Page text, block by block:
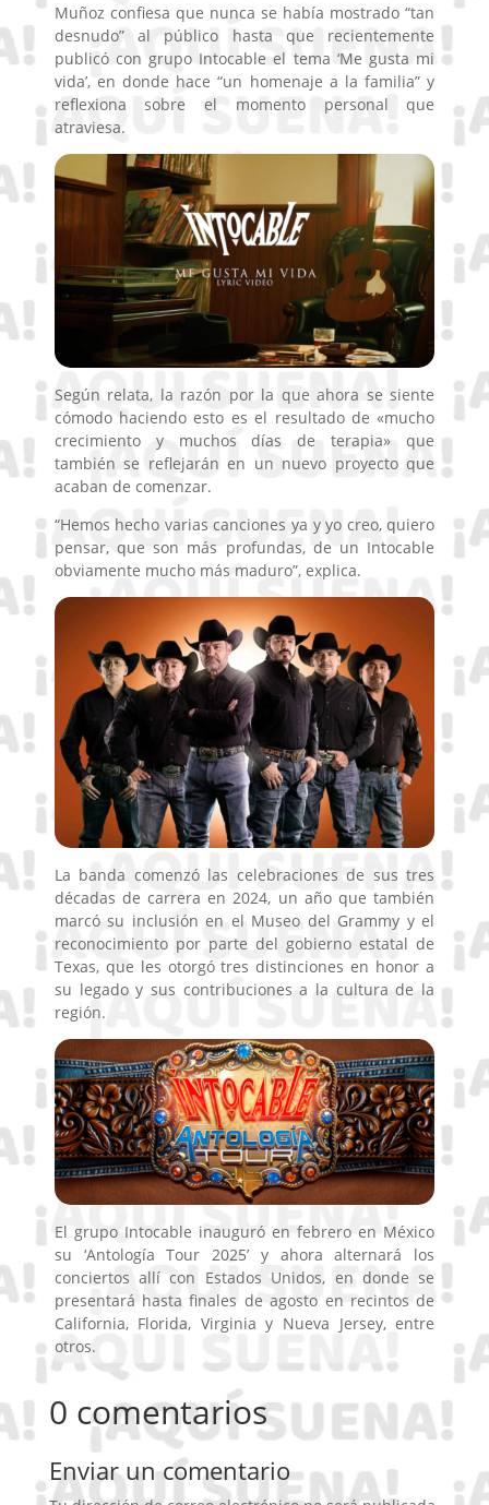
Muñoz confiesa que nunca se había mostrado “tan
desnudo” al público hasta que recientemente
publicó con grupo Intocable el tema ‘Me gusta mi
vida’, en donde hace “un homenaje a la familia” y
reflexiona sobre el momento personal que
atraviesa.
Según relata, la razón por la que ahora se siente
cómodo haciendo esto es el resultado de «mucho
crecimiento y muchos días de terapia» que
también se reflejarán en un nuevo proyecto que
acaban de comenzar.
“Hemos hecho varias canciones ya y yo creo, quiero
pensar, que son más profundas, de un Intocable
obviamente mucho más maduro”, explica.
La banda comenzó las celebraciones de sus tres
décadas de carrera en 2024, un año que también
marcó su inclusión en el Museo del Grammy y el
reconocimiento por parte del gobierno estatal de
Texas, que les otorgó tres distinciones en honor a
su legado y sus contribuciones a la cultura de la
región.
El grupo Intocable inauguró en febrero en México
su ‘Antología Tour 2025’ y ahora alternará los
conciertos allí con Estados Unidos, en donde se
presentará hasta finales de agosto en recintos de
California, Florida, Virginia y Nueva Jersey, entre
otros.
0 comentarios
Enviar un comentario